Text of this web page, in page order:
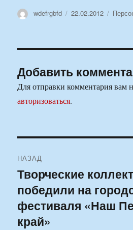
Автор
wdefrgbfd Опубликовано
22.02.2012
Добавить
Для отправки комментария вам
авторизоваться.
по
записям
НАЗАД
Предыдущая
запись:
Творческие
победили на
фестиваля «Наш
край»